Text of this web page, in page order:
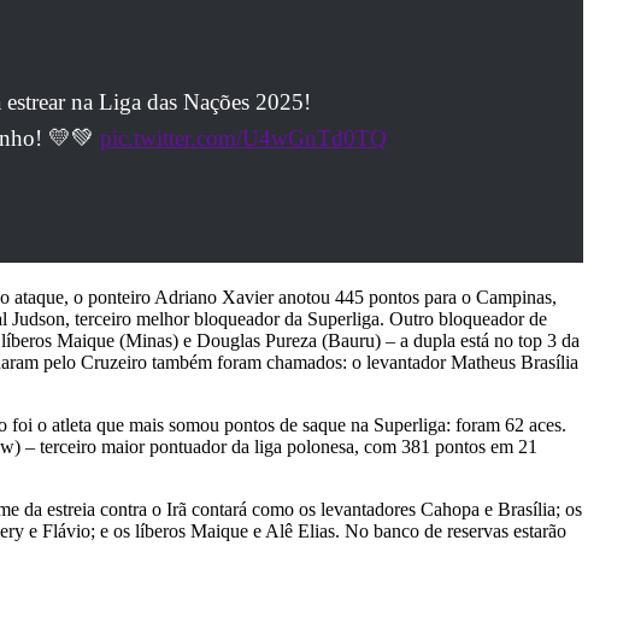
na Liga das Nações 2025!
💛💚 pic.twitter.com/U4wGnTd0TQ
ataque, o ponteiro Adriano Xavier anotou 445 pontos para o Campinas,
terceiro melhor bloqueador da Superliga. Outro bloqueador de
Maique (Minas) e Douglas Pureza (Bauru) – a dupla está no top 3 da
pelo Cruzeiro também foram chamados: o levantador Matheus Brasília
o atleta que mais somou pontos de saque na Superliga: foram 62 aces.
– terceiro maior pontuador da liga polonesa, com 381 pontos em 21
da estreia contra o Irã contará como os levantadores Cahopa e Brasília; os
e Flávio; e os líberos Maique e Alê Elias. No banco de reservas estarão